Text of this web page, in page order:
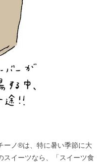
ーノ®は、特に暑い季節に大
スイーツなら、「スイーツ食